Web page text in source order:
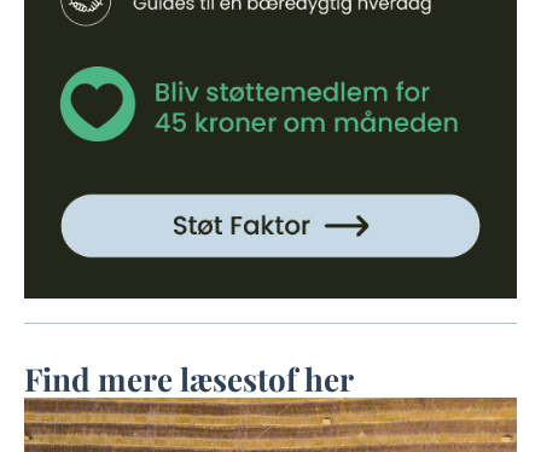
Find mere læsestof her